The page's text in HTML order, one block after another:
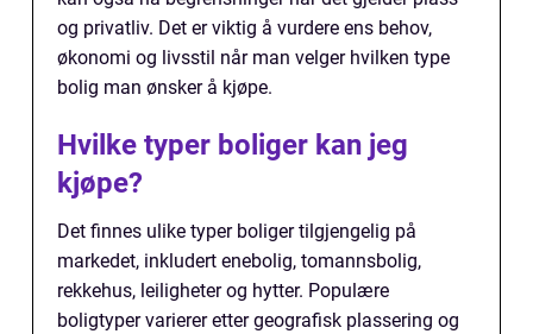
og privatliv. Det er viktig å vurdere ens behov,
økonomi og livsstil når man velger hvilken type
bolig man ønsker å kjøpe.
Hvilke typer boliger kan jeg
kjøpe?
Det finnes ulike typer boliger tilgjengelig på
markedet, inkludert enebolig, tomannsbolig,
rekkehus, leiligheter og hytter. Populære
boligtyper varierer etter geografisk plassering og